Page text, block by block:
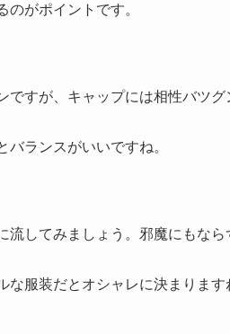
がポイントです。
ですが、キャップには相性バツ
ランスがいいですね。
流してみましょう。邪魔にもな
服装だとオシャレに決まります